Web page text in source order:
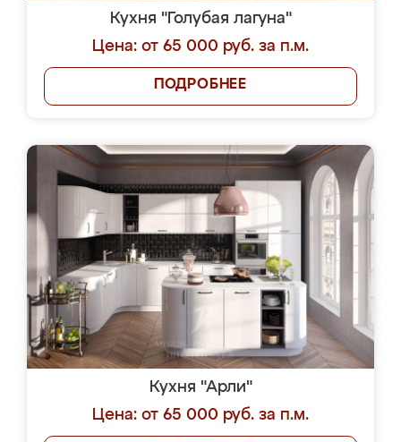
Кухня "Голубая лагуна"
Цена: от 65 000 руб. за п.м.
ПОДРОБНЕЕ
Кухня "Арли"
Цена: от 65 000 руб. за п.м.